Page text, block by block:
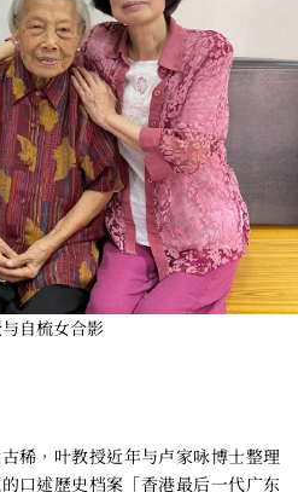
自梳女合影
稀，叶教授近年与卢家咏博士整理
口述歷史档案「香港最后一代广东